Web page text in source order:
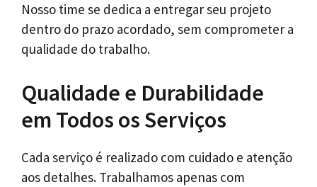
Nosso time se dedica a entregar seu projeto
dentro do prazo acordado, sem comprometer a
qualidade do trabalho.
Qualidade e Durabilidade
em Todos os Serviços
Cada serviço é realizado com cuidado e atenção
aos detalhes. Trabalhamos apenas com